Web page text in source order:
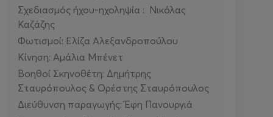
Σχεδιασμός ήχου-ηχοληψία : Νικόλας
Καζάζης
Φωτισμοί: Ελίζα Αλεξανδροπούλου
Κίνηση: Αμάλια Μπένετ
Βοηθοί Σκηνοθέτη: Δημήτρης
Σταυρόπουλος & Ορέστης Σταυρόπουλος
Διεύθυνση παραγωγής: Έφη Πανουργιά